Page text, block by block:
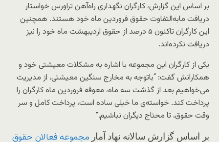
بر اساس این گزارش، کارگران نگهداری راه‌آهن تراورس خواستار
دریافت مابه‌التفاوت حقوق فروردین ماه خود هستند. همچنین
این کارگران تاکنون ۵ درصد از حقوق اردیبهشت ماه خود را نیز
دریافت نکرده‌اند.
یکی از کارگران این مجموعه با اشاره به مشکلات معیشتی خود و
همکارانش گفت: “باتوجه به مخارج سنگین معیشتی، از مدیریت
می‌خواهیم بعد از گذشت سه ماه، معوقه فروردین ماه کارگران را
پرداخت کند. خواسته‌ی ما خیلی ساده است، پرداخت کامل و سر
وقت حقوق، تا محتاج دیگران نباشیم.”
بر اساس گزارش سالانه نهاد آمار مجموعه فعالان حقوق